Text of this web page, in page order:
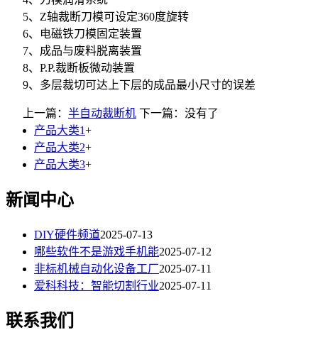
5、Z轴裁断刀模可设定360度旋转
6、电磁铁刀模固定装置
7、成品与废料脱离装置
8、P.P.裁断板微动装置
9、多层裁切可达上下层的成品最小尺寸的误差
上一篇： 半自动裁断机 下一篇：没有了
产品大类1+
产品大类2+
产品大类3+
新闻中心
DIY硬件频道2025-07-13
哪些软件不是游戏手机能2025-07-12
非标机械自动化设备工厂2025-07-11
爱科科技：智能切割行业2025-07-11
联系我们